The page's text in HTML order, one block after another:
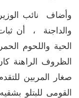
وأضاف نائب الوزير
والداجنة ، أن
الحية واللحوم
الظروف الراهنة
صغار المربين
القومى للبتلو